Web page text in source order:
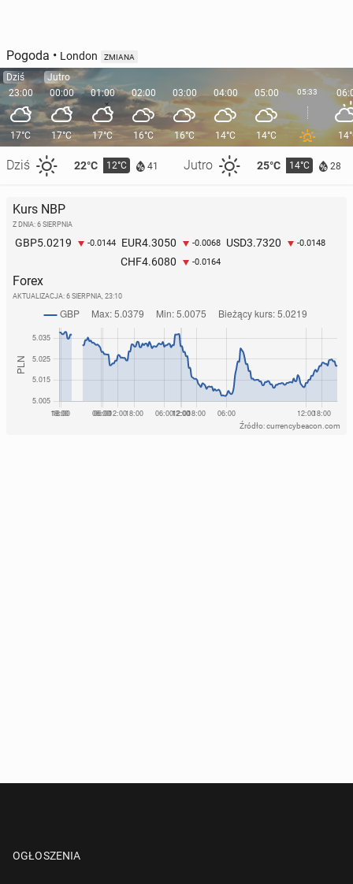
Pogoda • London ZMIANA
Dziś
23:00
17°C
Dziś 22°C 12°C 41 Jutro 25°C 14°C 28
Jutro
00:00
17°C
01:00
17°C
02:00
16°C
03:00
16°C
04:00
14°C
05:00
14°C
05:33
Kurs NBP
Z DNIA: 6 SIERPNIA
GBP5.0219 -0.0144 EUR4.3050 -0.0068 USD3.7320 -0.0148
CHF4.6080 -0.0164
Forex
AKTUALIZACJA: 6 SIERPNIA, 23:10
Źródło: currencybeacon.com
OGŁOSZENIA